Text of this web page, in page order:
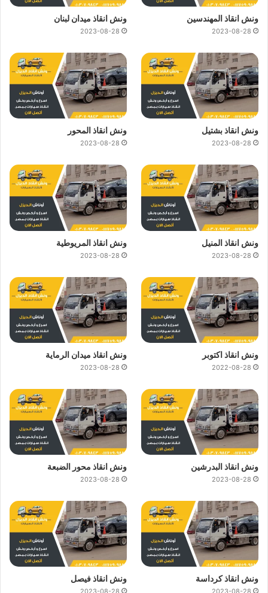
ونش انقاذ المهندسين
2023-08-28
ونش انقاذ ميدان لبنان
2023-08-28
ونش انقاذ بشتيل
2023-08-28
ونش انقاذ المحور
2023-08-28
ونش انقاذ المنيل
2023-08-28
ونش انقاذ المريوطية
2023-08-28
ونش انقاذ اكتوبر
2022-08-28
ونش انقاذ ميدان الرماية
2023-08-28
ونش انقاذ البدرشين
2023-08-28
ونش انقاذ محور الضبعة
2023-08-28
ونش انقاذ كرداسة ونش انقاذ فيصل